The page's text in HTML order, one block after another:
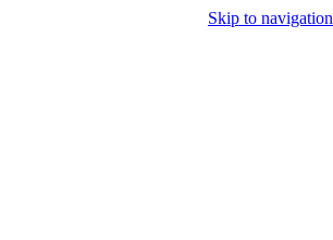
Skip to navigation